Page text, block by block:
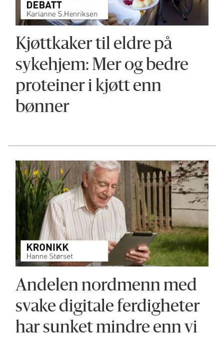
Kjøttkaker til eldre på
sykehjem: Mer og bedre
proteiner i kjøtt enn
bønner
Andelen nordmenn med
svake digitale ferdigheter
har sunket mindre enn vi